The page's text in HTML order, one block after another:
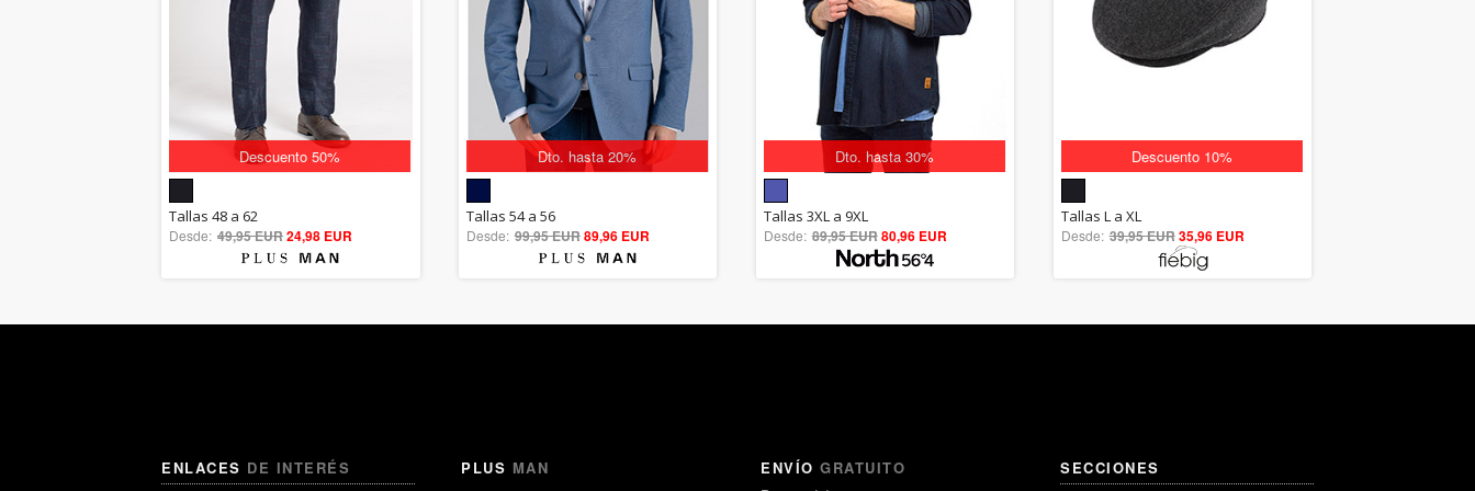
Descuento 50%
5.00
out of 5
Tallas 48 a 62
Desde: 49,95 EUR24,98 EUR
Dto. hasta 20%
5.00
out of 5
Tallas 54 a 56
Desde: 99,95 EUR89,96 EUR
Dto. hasta 30%
5.00
out of 5
Tallas 3XL a 9XL
Desde: 89,95 EUR80,96 EUR
Descuento 10%
out of 5
Tallas L a XL
Desde: 39,95 EUR35,96 EUR
ENLACES DE INTERÉS PLUS MAN
ENVÍO GRATUITO
SECCIONES